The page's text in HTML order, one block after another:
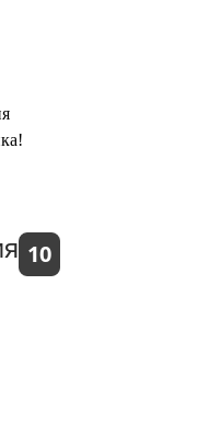
10